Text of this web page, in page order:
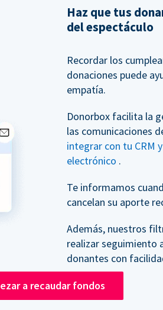
Haz que tus
del espectáculo
Recordar los
donaciones puede
empatía.
Donorbox facilita la
las comunicaciones
integrar con tu CRM
electrónico .
Te informamos
cancelan su aporte
Además, nuestros
realizar seguimiento
donantes con
a recaudar fondos